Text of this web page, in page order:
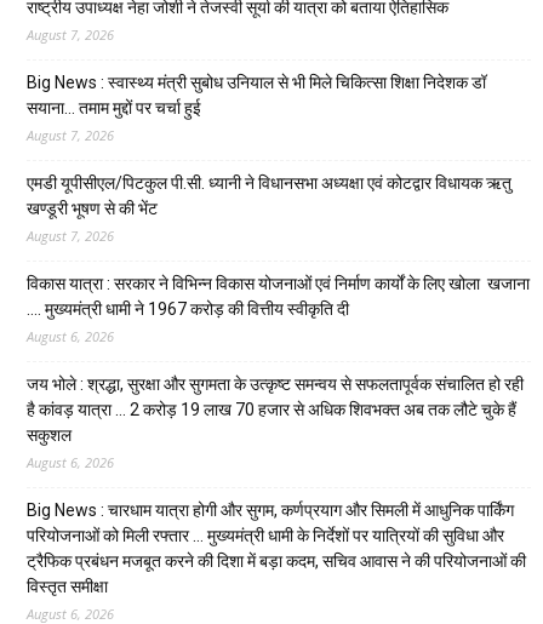
राष्ट्रीय उपाध्यक्ष नेहा जोशी ने तेजस्वी सूर्या की यात्रा को बताया ऐतिहासिक
August 7, 2026
Big News : स्वास्थ्य मंत्री सुबोध उनियाल से भी मिले चिकित्सा शिक्षा निदेशक डॉ
सयाना… तमाम मुद्दों पर चर्चा हुई
August 7, 2026
एमडी यूपीसीएल/पिटकुल पी.सी. ध्यानी ने विधानसभा अध्यक्षा एवं कोटद्वार विधायक ऋतु
खण्डूरी भूषण से की भेंट
August 7, 2026
विकास यात्रा : सरकार ने विभिन्न विकास योजनाओं एवं निर्माण कार्यों के लिए खोला खजाना
…. मुख्यमंत्री धामी ने ₹1967 करोड़ की वित्तीय स्वीकृति दी
August 6, 2026
जय भोले : श्रद्धा, सुरक्षा और सुगमता के उत्कृष्ट समन्वय से सफलतापूर्वक संचालित हो रही
है कांवड़ यात्रा … 2 करोड़ 19 लाख 70 हजार से अधिक शिवभक्त अब तक लौटे चुके हैं
सकुशल
August 6, 2026
Big News : चारधाम यात्रा होगी और सुगम, कर्णप्रयाग और सिमली में आधुनिक पार्किंग
परियोजनाओं को मिली रफ्तार … मुख्यमंत्री धामी के निर्देशों पर यात्रियों की सुविधा और
ट्रैफिक प्रबंधन मजबूत करने की दिशा में बड़ा कदम, सचिव आवास ने की परियोजनाओं की
विस्तृत समीक्षा
August 6, 2026